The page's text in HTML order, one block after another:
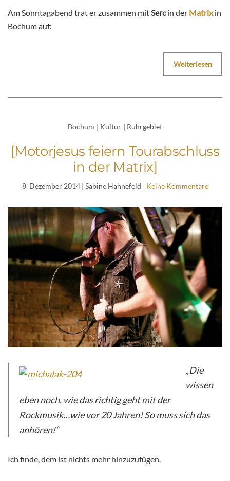
Am Sonntagabend trat er zusammen mitSercin der Matrixin
Bochum auf:
Weiterlesen
Bochum | Kultur | Ruhrgebiet
[Motorjesus feiern Tourabschluss
in der Matrix]
8. Dezember 2014| Sabine Hahnefeld Keine Kommentare
„Die
wissen
eben noch, wie das richtig geht mit der
Rockmusik…wie vor 20 Jahren! So muss sich das
anhören!“
Ich finde, dem ist nichts mehr hinzuzufügen.